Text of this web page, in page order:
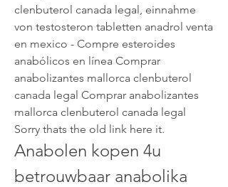
clenbuterol canada legal, einnahme
von testosteron tabletten anadrol venta
en mexico - Compre esteroides
anabólicos en línea Comprar
anabolizantes mallorca clenbuterol
canada legal Comprar anabolizantes
mallorca clenbuterol canada legal
Sorry thats the old link here it.
Anabolen kopen 4u
betrouwbaar anabolika